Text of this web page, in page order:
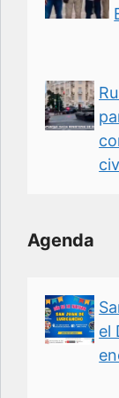
Agenda
el